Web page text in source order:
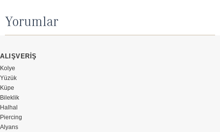
Yorumlar
ALIŞVERİŞ
Kolye
Yüzük
Küpe
Bileklik
Halhal
Piercing
Alyans